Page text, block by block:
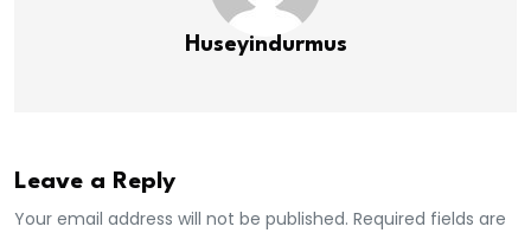
Huseyindurmus
Leave a Reply
Your email address will not be published. Required fields are